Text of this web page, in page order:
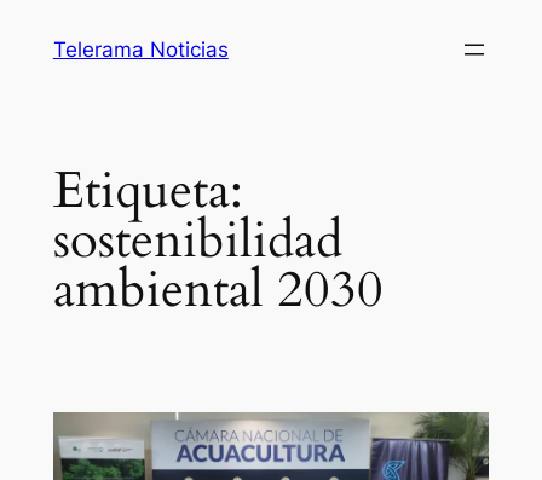
Telerama Noticias
Etiqueta:
sostenibilidad
ambiental 2030